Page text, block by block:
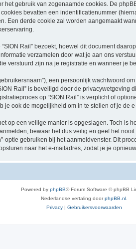
gebruik van zogenaamde cookies. De
bevatten een indentificatienummer
Een derde cookie zal worden aangemaakt
Rail” bezoekt, hoewel dit document
verzamelen door wat je aan ons
verstuurd zijn na je registratie en wanneer je
een persoonlijk wachtwoord
Rail” is beveiligd door de
op “SION Rail” is verplicht of
ook de mogelijkheid om in te stellen of je
op een veilige manier is opgeslagen. Toch is
bewaar het dus veilig en geef het
optie gebruiken bij het aanmeldvenster. Dit
naar het e-mailadres, zodat je je
Powered by phpBB® Forum Software © phpBB
Nederlandse vertaling doorphpBB.nl
Privacy | Gebruikersvoorwaarden